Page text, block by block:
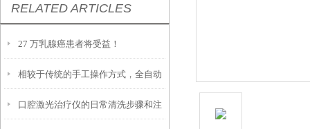
RELATED ARTICLES
27 万乳腺癌患者将受益！
相较于传统的手工操作方式，全自动
凝血测试仪具有以下优势
口腔激光治疗仪的日常清洗步骤和注